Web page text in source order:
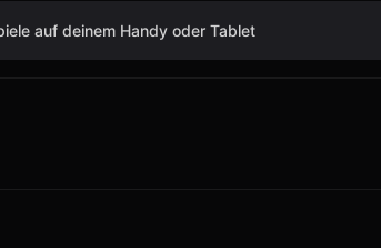
auf deinem Handy oder Tablet